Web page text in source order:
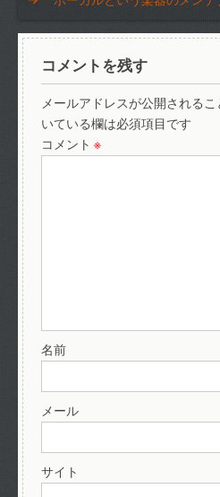
コメントを残す
メールアドレスが公開されるこ
いている欄は必須項目です
コメント ※
名前
メール
サイト